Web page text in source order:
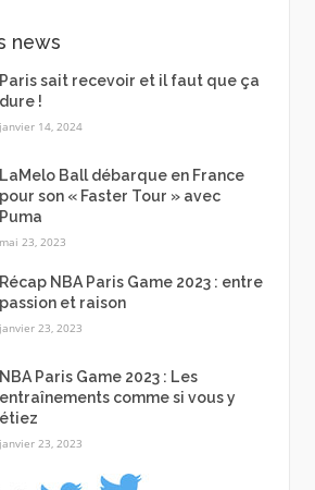
news
Paris sait recevoir et il faut que ça
dure !
janvier 14, 2024
LaMelo Ball débarque en France
pour son « Faster Tour » avec
Puma
mai 23, 2023
Récap NBA Paris Game 2023 : entre
passion et raison
janvier 23, 2023
NBA Paris Game 2023 : Les
entraînements comme si vous y
étiez
janvier 23, 2023